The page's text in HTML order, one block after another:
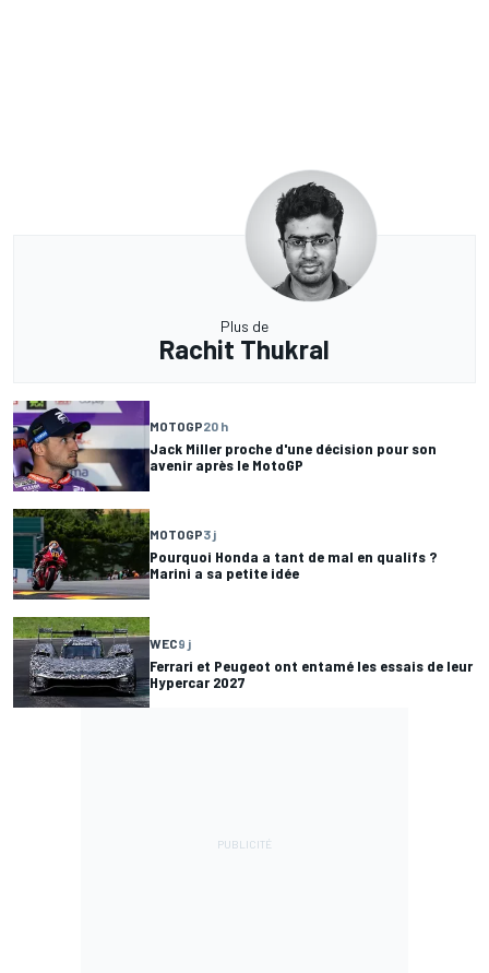
Plus de
Rachit Thukral
MOTOGP20 h
Jack Miller proche d'une décision pour son
avenir après le MotoGP
MOTOGP3 j
Pourquoi Honda a tant de mal en qualifs ?
Marini a sa petite idée
WEC9 j
Ferrari et Peugeot ont entamé les essais de leur
Hypercar 2027